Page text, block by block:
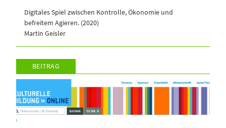
Digitales Spiel zwischen Kontrolle, Ökonomie und
befreitem Agieren. (2020)
Martin Geisler
BEITRAG